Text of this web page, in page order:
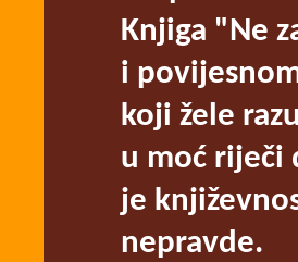
Knjiga "Ne
i
koji žele
u moć riječi
je
nepravde.